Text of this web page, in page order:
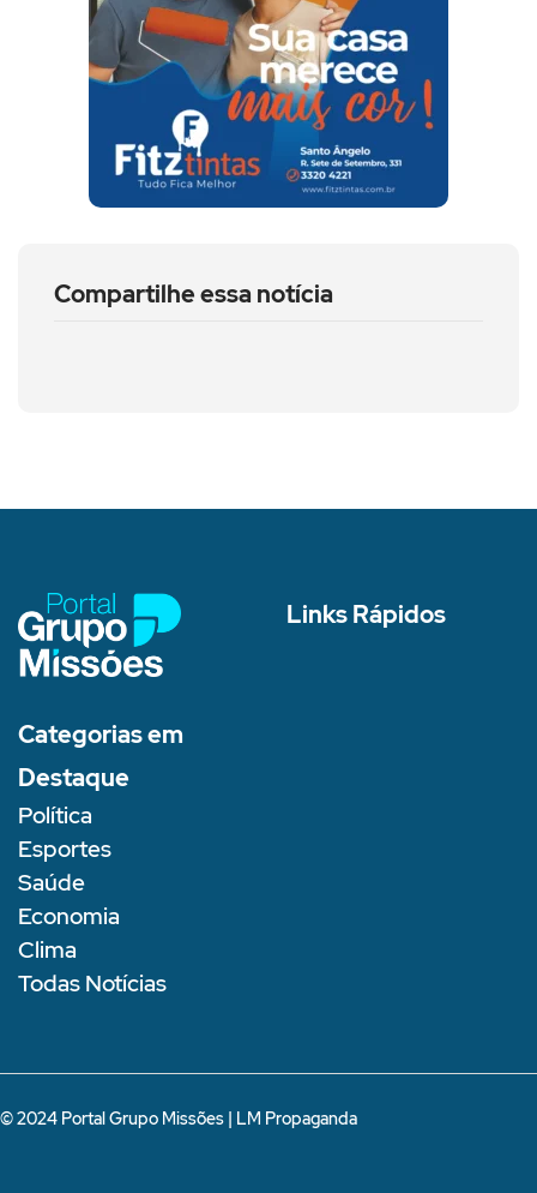
Compartilhe essa notícia
Links Rápidos
Categorias em
Destaque
Política
Esportes
Saúde
Economia
Clima
Todas Notícias
© 2024 Portal Grupo Missões | LM Propaganda